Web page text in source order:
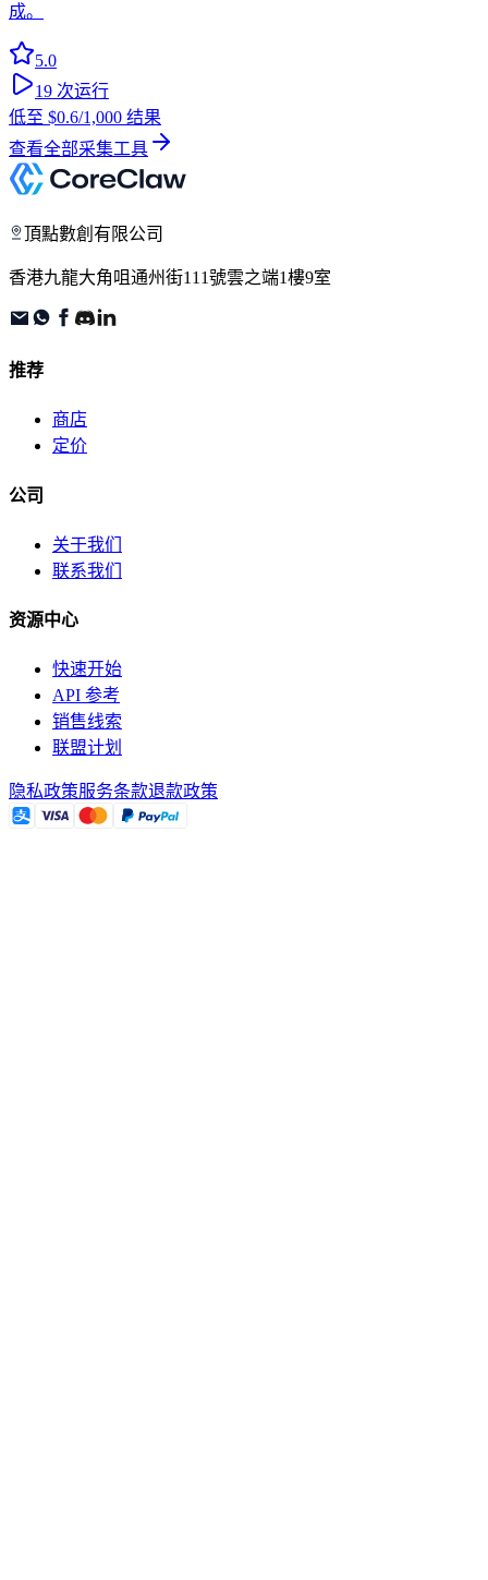
成。
5.0
19 次运行
低至 $0.6/1,000 结果
查看全部采集工具
頂點數創有限公司
香港九龍大角咀通州街111號雲之端1樓9室
推荐
商店
定价
公司
关于我们
联系我们
资源中心
快速开始
API 参考
销售线索
联盟计划
隐私政策服务条款退款政策